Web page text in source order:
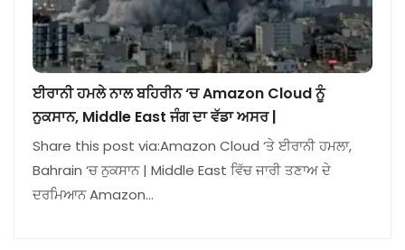
ਈਰਾਨੀ ਹਮਲੇ ਨਾਲ ਬਹਿਰੀਨ ‘ਚ Amazon Cloud ਨੂੰ
ਨੁਕਸਾਨ, Middle East ਜੰਗ ਦਾ ਵੱਡਾ ਅਸਰ |
Share this post via:Amazon Cloud ‘ਤੇ ਈਰਾਨੀ ਹਮਲਾ,
Bahrain ‘ਚ ਨੁਕਸਾਨ | Middle East ਵਿੱਚ ਜਾਰੀ ਤਣਾਅ ਦੇ
ਦਰਮਿਆਨ Amazon…